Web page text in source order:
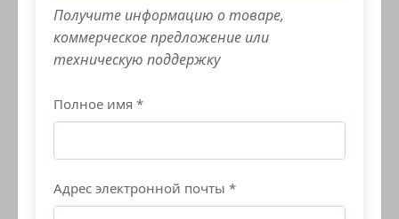
Получите информацию о товаре,
коммерческое предложение или
техническую поддержку
Полное имя *
Адрес электронной почты *